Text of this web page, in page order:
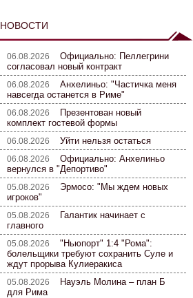
НОВОСТИ
06.08.2026 Официально: Пеллегрини
согласовал новый контракт
06.08.2026 Анхелиньо: "Частичка меня
навсегда останется в Риме"
06.08.2026
Презентован новый
комплект гостевой формы
06.08.2026 Уйти нельзя остаться
06.08.2026 Официально: Анхелиньо
вернулся в "Депортиво"
05.08.2026 Эрмосо: "Мы ждем новых
игроков"
05.08.2026
Галантик начинает с
главного
05.08.2026 "Ньюпорт" 1:4 "Рома":
болельщики требуют сохранить Суле и
ждут прорыва Кулиеракиса
05.08.2026
Науэль Молина – план Б
для Рима